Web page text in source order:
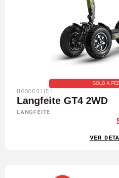
SOLO A
UGSCO01151
Langfeite GT4 2WD
LANGFEITE
VER